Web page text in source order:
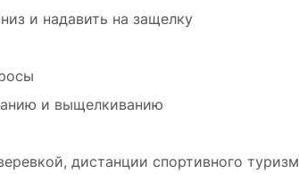
и надавить на защелку
и выщелкиванию
дистанции спортивного туризм